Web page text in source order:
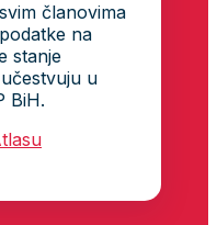
članovima
na
stanje
u
BiH.